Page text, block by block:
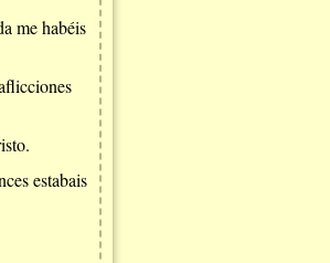
me habéis
estabais